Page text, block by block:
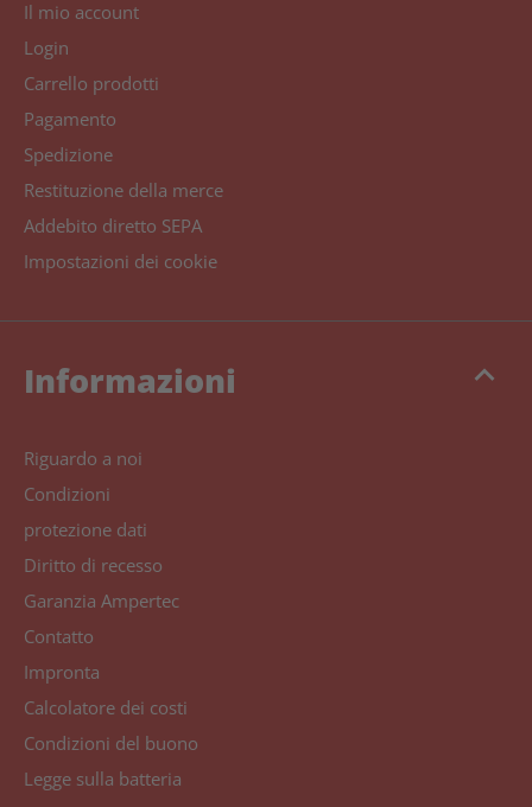
Il mio account
Login
Carrello prodotti
Pagamento
Spedizione
Restituzione della merce
Addebito diretto SEPA
Impostazioni dei cookie
keyboard_arrow_up
Informazioni
Riguardo a noi
Condizioni
protezione dati
Diritto di recesso
Garanzia Ampertec
Contatto
Impronta
Calcolatore dei costi
Condizioni del buono
Legge sulla batteria